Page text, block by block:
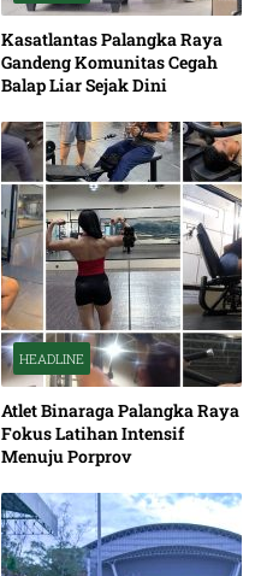
Kasatlantas Palangka Raya
Gandeng Komunitas Cegah
Balap Liar Sejak Dini
HEADLINE
Atlet Binaraga Palangka Raya
Fokus Latihan Intensif
Menuju Porprov